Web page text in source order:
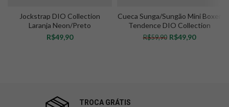
Jockstrap DIO Collection
Laranja Neon/Preto
R$
Cueca Sunga/Sungão Mini Boxer
Tendence DIO Collection
Laranja
R$59,90 R$49,90
TROCA GRÁTIS